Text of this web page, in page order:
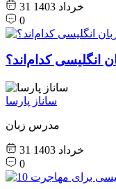
31 خرداد 1403
0
انگلیسی کدام‌اند؟
ساناز پارسا
مدرس زبان
31 خرداد 1403
0